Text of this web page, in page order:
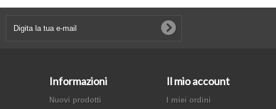
Informazioni
Nuovi prodotti
Il mio account
I miei ordini